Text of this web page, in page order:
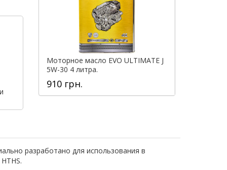
Моторное масло EVO ULTIMATE J
5W-30 4 литра.
910 грн.
разработано для использования в